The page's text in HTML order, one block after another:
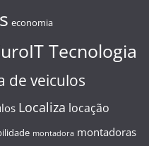
economia
Tecnologia
de veiculos
Localiza locação
montadora montadoras